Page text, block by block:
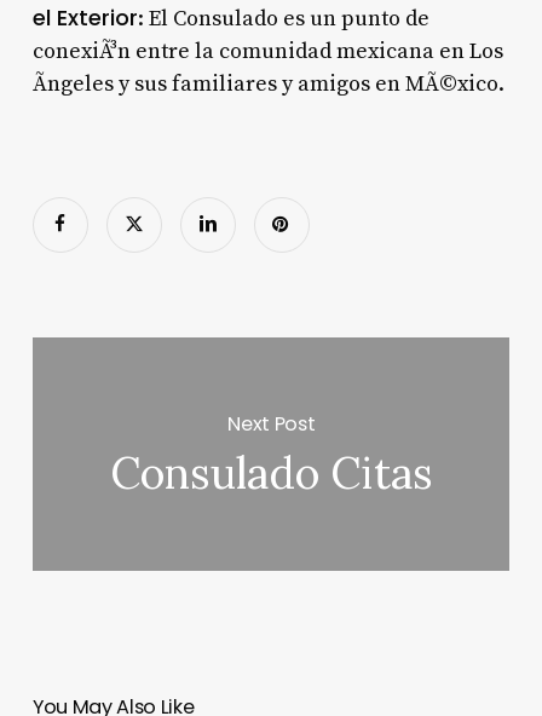
el Exterior: El Consulado es un punto de
conexiÃ³n entre la comunidad mexicana en Los
Ãngeles y sus familiares y amigos en MÃ©xico.
Next Post
Consulado Citas
You May Also Like